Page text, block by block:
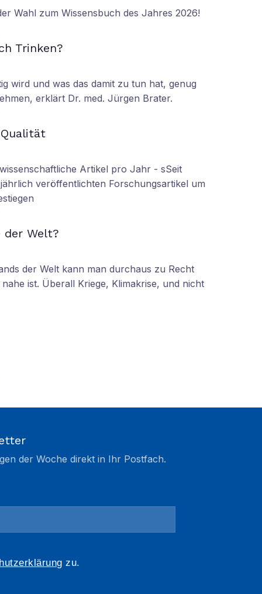
Wahl zum Wissensbuch des Jahres 2026!
Trinken?
wird und was das damit zu tun hat, genug
erklärt Dr. med. Jürgen Brater.
Artikel pro Jahr - sSeit
veröffentlichten Forschungsartikel um
der Welt?
der Welt kann man durchaus zu Recht
ist. Überall Kriege, Klimakrise, und nicht
der Woche direkt in Ihr Postfach.